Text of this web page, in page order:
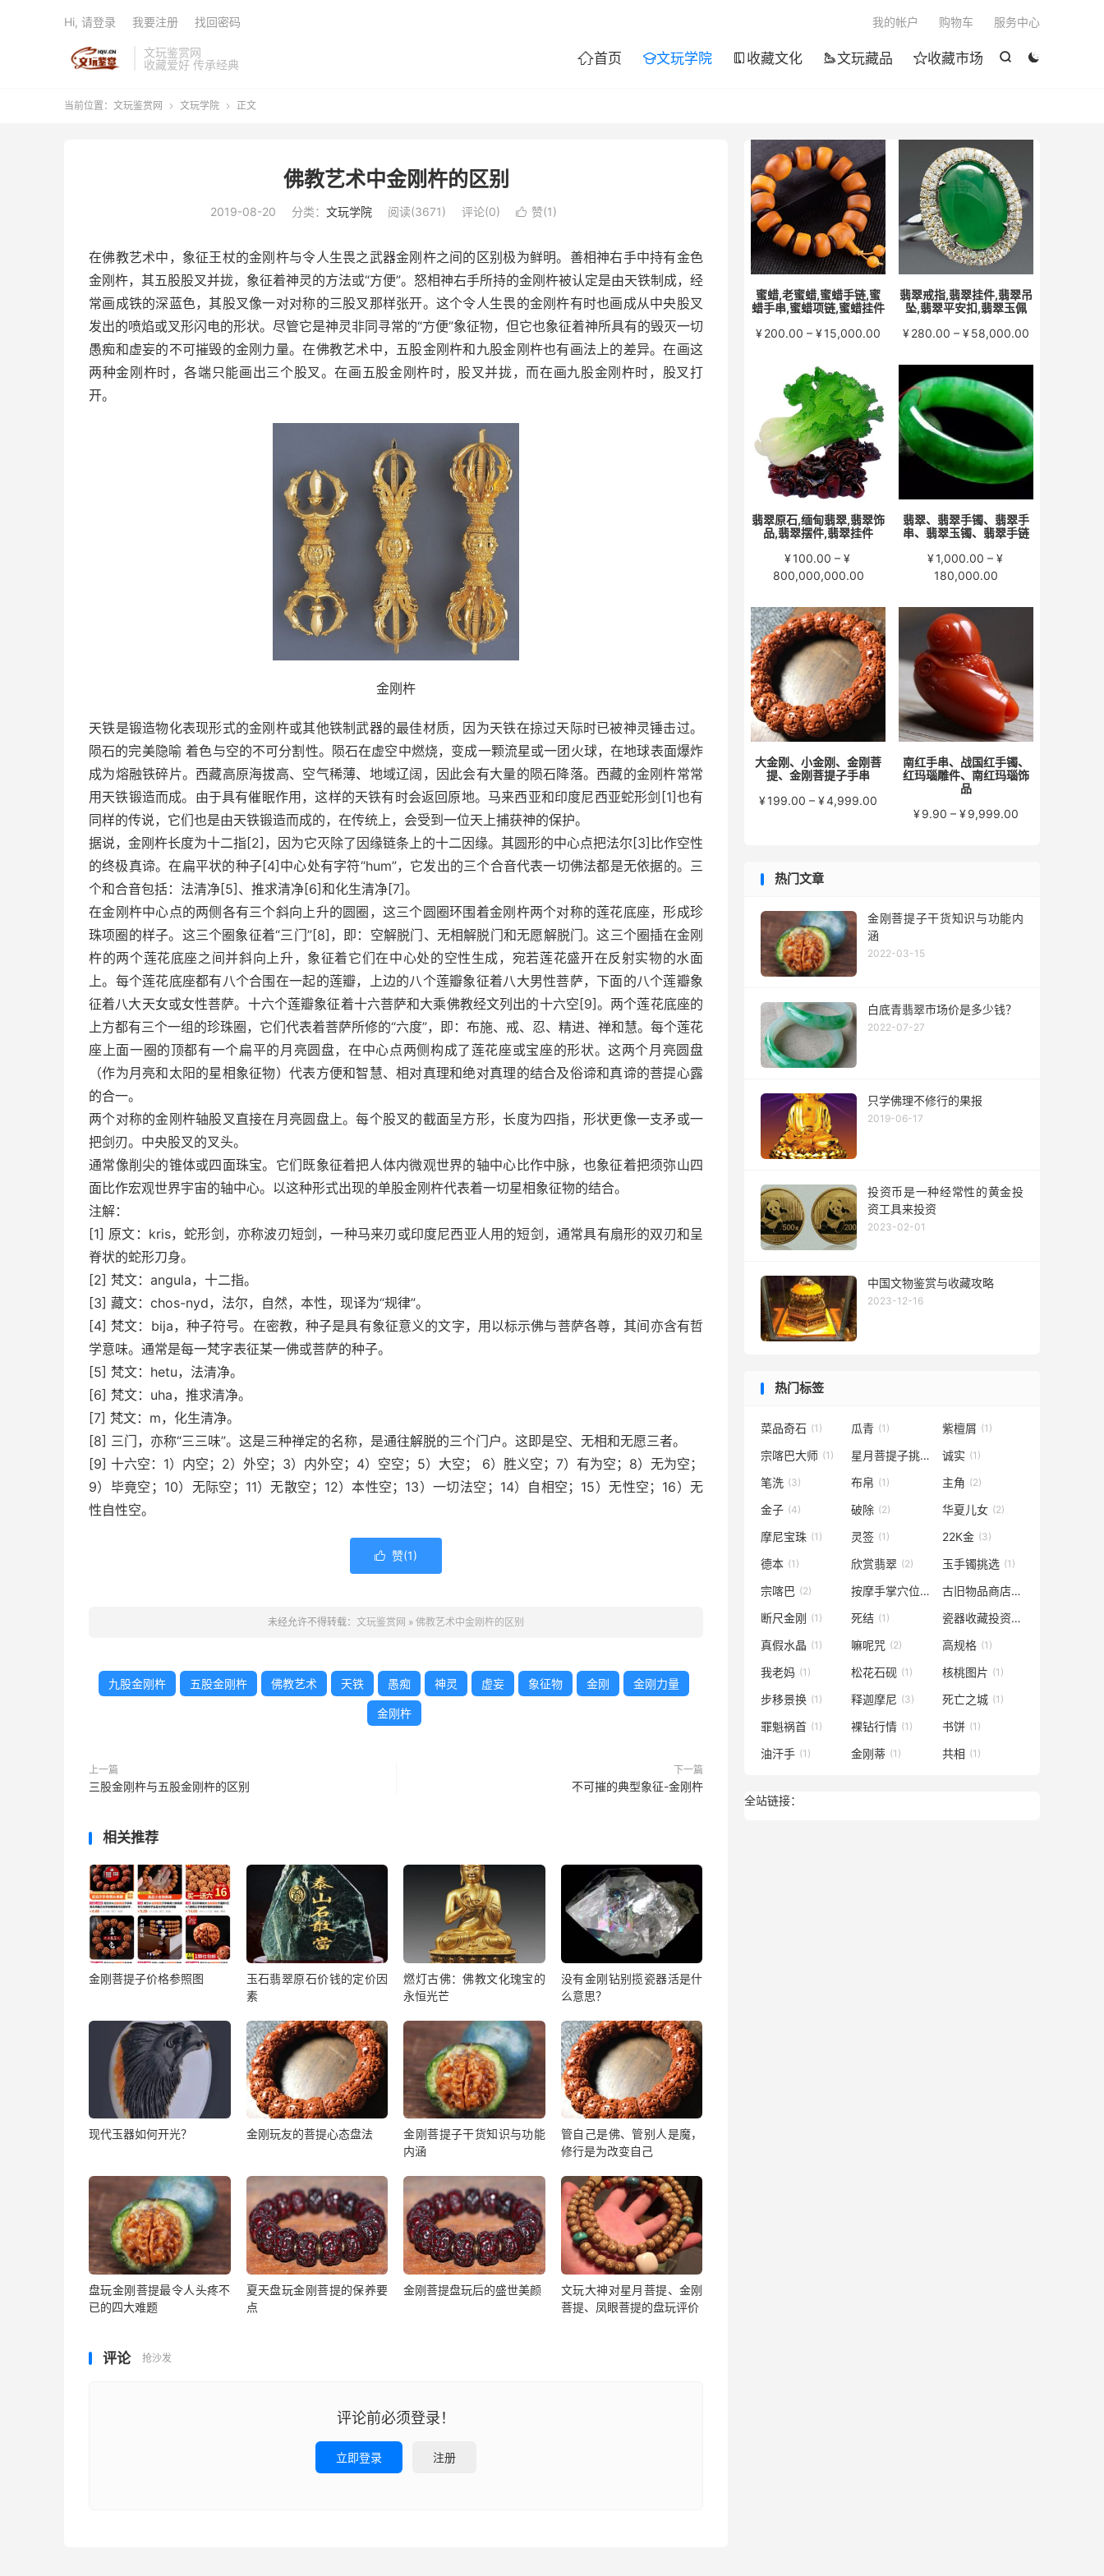
文玩鉴赏网
收藏爱好 传承经典


首页 文玩学院  收藏文化 文玩藏品 收藏市场
我的帐户 购物车 服务中心
Hi, 请登录 我要注册 找回密码
当前位置： 文玩鉴赏网  文玩学院  正文
佛教艺术中金刚杵的区别
2019-08-20 分类： 文玩学院 阅读(3671) 评论(0)  赞(1)
在佛教艺术中，象征王杖的金刚杵与令人生畏之武器金刚杵之间的区别极为鲜明。善相神右手中持有金色
金刚杵，其五股股叉并拢，象征着神灵的方法或“方便”。怒相神右手所持的金刚杵被认定是由天铁制成，经
常画成铁的深蓝色，其股叉像一对对称的三股叉那样张开。这个令人生畏的金刚杵有时也画成从中央股叉
发出的喷焰或叉形闪电的形状。尽管它是神灵非同寻常的“方便”象征物，但它也象征着神所具有的毁灭一切
愚痴和虚妄的不可摧毁的金刚力量。在佛教艺术中，五股金刚杵和九股金刚杵也有画法上的差异。在画这
两种金刚杵时，各端只能画出三个股叉。在画五股金刚杵时，股叉并拢，而在画九股金刚杵时，股叉打
开。
金刚杵
天铁是锻造物化表现形式的金刚杵或其他铁制武器的最佳材质，因为天铁在掠过天际时已被神灵锤击过。
陨石的完美隐喻 着色与空的不可分割性。陨石在虚空中燃烧，变成一颗流星或一团火球，在地球表面爆炸
成为熔融铁碎片。西藏高原海拔高、空气稀薄、地域辽阔，因此会有大量的陨石降落。西藏的金刚杵常常
用天铁锻造而成。由于具有催眠作用，这样的天铁有时会返回原地。马来西亚和印度尼西亚蛇形剑[1]也有
同样的传说，它们也是由天铁锻造而成的，在传统上，会受到一位天上捕获神的保护。
据说，金刚杵长度为十二指[2]，因为它灭除了因缘链条上的十二因缘。其圆形的中心点把法尔[3]比作空性
的终极真谛。在扁平状的种子[4]中心处有字符“hum”，它发出的三个合音代表一切佛法都是无依据的。三
个和合音包括：法清净[5]、推求清净[6]和化生清净[7]。
在金刚杵中心点的两侧各有三个斜向上升的圆圈，这三个圆圈环围着金刚杵两个对称的莲花底座，形成珍
珠项圈的样子。这三个圈象征着“三门”[8]，即：空解脱门、无相解脱门和无愿解脱门。这三个圈插在金刚
杵的两个莲花底座之间并斜向上升，象征着它们在中心处的空性生成，宛若莲花盛开在反射实物的水面
上。每个莲花底座都有八个合围在一起的莲瓣，上边的八个莲瓣象征着八大男性菩萨，下面的八个莲瓣象
征着八大天女或女性菩萨。十六个莲瓣象征着十六菩萨和大乘佛教经文列出的十六空[9]。两个莲花底座的
上方都有三个一组的珍珠圈，它们代表着菩萨所修的“六度”，即：布施、戒、忍、精进、禅和慧。每个莲花
座上面一圈的顶都有一个扁平的月亮圆盘，在中心点两侧构成了莲花座或宝座的形状。这两个月亮圆盘
（作为月亮和太阳的星相象征物）代表方便和智慧、相对真理和绝对真理的结合及俗谛和真谛的菩提心露
的合一。
两个对称的金刚杵轴股叉直接在月亮圆盘上。每个股叉的截面呈方形，长度为四指，形状更像一支矛或一
把剑刃。中央股叉的叉头。
通常像削尖的锥体或四面珠宝。它们既象征着把人体内微观世界的轴中心比作中脉，也象征着把须弥山四
面比作宏观世界宇宙的轴中心。以这种形式出现的单股金刚杵代表着一切星相象征物的结合。
注解：
[1] 原文：kris，蛇形剑，亦称波刃短剑，一种马来刃或印度尼西亚人用的短剑，通常具有扇形的双刃和呈
脊状的蛇形刀身。
[2] 梵文：angula，十二指。
[3] 藏文：chos-nyd，法尔，自然，本性，现译为“规律”。
[4] 梵文：bija，种子符号。在密教，种子是具有象征意义的文字，用以标示佛与菩萨各尊，其间亦含有哲
学意味。通常是每一梵字表征某一佛或菩萨的种子。
[5] 梵文：hetu，法清净。
[6] 梵文：uha，推求清净。
[7] 梵文：m，化生清净。
[8] 三门，亦称“三三味”。这是三种禅定的名称，是通往解脱的三个门户。这即是空、无相和无愿三者。
[9] 十六空：1）内空；2）外空；3）内外空；4）空空；5）大空； 6）胜义空；7）有为空；8）无为空；
9）毕竟空；10）无际空；11）无散空；12）本性空；13）一切法空；14）自相空；15）无性空；16）无
性自性空。
 赞(1)
未经允许不得转载： 文玩鉴赏网 » 佛教艺术中金刚杵的区别
九股金刚杵 五股金刚杵 佛教艺术 天铁 愚痴 神灵 虚妄 象征物 金刚 金刚力量
金刚杵
上一篇
三股金刚杵与五股金刚杵的区别
下一篇
不可摧的典型象征-金刚杵
相关推荐
金刚菩提子价格参照图
玉石翡翠原石价钱的定价因
素
燃灯古佛：佛教文化瑰宝的
永恒光芒
没有金刚钻别揽瓷器活是什
么意思？
现代玉器如何开光？ 金刚玩友的菩提心态盘法
金刚菩提子干货知识与功能
内涵
管自己是佛、管别人是魔，
修行是为改变自己
盘玩金刚菩提最令人头疼不
已的四大难题
夏天盘玩金刚菩提的保养要
点
金刚菩提盘玩后的盛世美颜
文玩大神对星月菩提、金刚
菩提、凤眼菩提的盘玩评价
评论 抢沙发
评论前必须登录！
立即登录 注册
蜜蜡,老蜜蜡,蜜蜡手链,蜜
蜡手串,蜜蜡项链,蜜蜡挂件
¥200.00 – ¥15,000.00
¥200.00
至
¥15,000.00
翡翠戒指,翡翠挂件,翡翠吊
坠,翡翠平安扣,翡翠玉佩
¥280.00 – ¥58,000.00
范
至
¥58,000.00
翡翠原石,缅甸翡翠,翡翠饰
品,翡翠摆件,翡翠挂件
¥100.00 – ¥
800,000,000.00价
范
围：
¥100.00
至
¥800,000,000.00
翡翠、翡翠手镯、翡翠手
串、翡翠玉镯、翡翠手链
¥1,000.00 – ¥
180,000.00
范
¥180,000.00
大金刚、小金刚、金刚菩
提、金刚菩提子手串
¥199.00 – ¥4,999.00
南红手串、战国红手镯、
红玛瑙雕件、南红玛瑙饰
品
¥9.90 – ¥9,999.00
¥9,999.00
热门文章
金刚菩提子干货知识与功能内
涵
2022-03-15
白底青翡翠市场价是多少钱？
2022-07-27
只学佛理不修行的果报
2019-06-17
投资币是一种经常性的黄金投
资工具来投资
2023-02-01
中国文物鉴赏与收藏攻略
2023-12-16
热门标签
菜品奇石 (1) 瓜青 (1) 紫檀屑 (1)
宗喀巴大师 (1) 星月菩提子挑选 (1)
诚实 (1)
笔洗 (3) 布帛 (1) 主角 (2)
金子 (4) 破除 (2) 华夏儿女 (2)
摩尼宝珠 (1) 灵签 (1) 22K金 (3)
德本 (1) 欣赏翡翠 (2) 玉手镯挑选 (1)
宗喀巴 (2) 按摩手掌穴位
(1) 古旧物品商店
(2)
断尺金刚 (1) 死结 (1) 瓷器收藏投资
(1)
真假水晶 (1) 嘛呢咒 (2) 高规格 (1)
我老妈 (1) 松花石砚 (1) 核桃图片 (1)
步移景换 (1) 释迦摩尼 (3) 死亡之城 (1)
罪魁祸首 (1) 裸钻行情 (1) 书饼 (1)
油汗手 (1) 金刚蒂 (1) 共相 (1)
全站链接：